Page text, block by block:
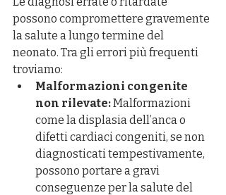
possono compromettere gravemente
la salute a lungo termine del
neonato. Tra gli errori più frequenti
troviamo:
Malformazioni congenite
non rilevate: Malformazioni
come la displasia dell’anca o
difetti cardiaci congeniti, se non
diagnosticati tempestivamente,
possono portare a gravi
conseguenze per la salute del